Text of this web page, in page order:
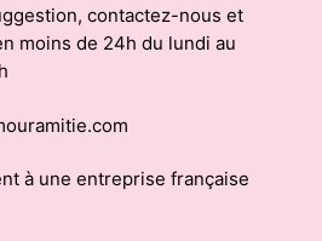
contactez-nous et
moins de 24h du lundi au
à une entreprise française